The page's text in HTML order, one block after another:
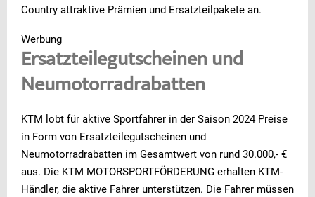
Country attraktive Prämien und Ersatzteilpakete an.
Werbung
Ersatzteilegutscheinen und
Neumotorradrabatten
KTM lobt für aktive Sportfahrer in der Saison 2024 Preise
in Form von Ersatzteilegutscheinen und
Neumotorradrabatten im Gesamtwert von rund 30.000,- €
aus. Die KTM MOTORSPORTFÖRDERUNG erhalten KTM-
Händler, die aktive Fahrer unterstützen. Die Fahrer müssen